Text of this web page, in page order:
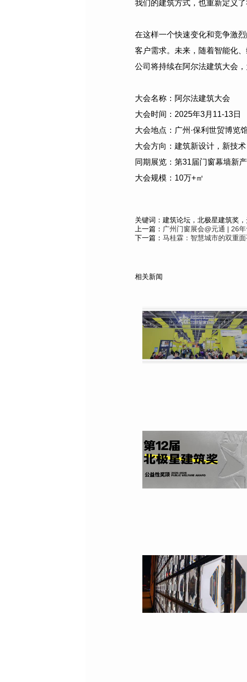
我们的建筑方式，也重新定义
在这样一个快速变化和竞争激
客户需求。未来，随着智能化
公司 将持续在阿尔法建筑大会
大会名称：阿尔法建筑大会
大会时间： 2025年3月 11-13日
大会地点：广州·保利世贸博览
大会方向：建筑新设计，新技
同期展览：第31届门窗幕墙新
大会规模： 10万+㎡
关键词：建筑论坛，北极星建筑奖
上一篇： 广州门窗展会@元通 | 26
下一篇： 马桂霖：智慧城市的双重
相关新闻